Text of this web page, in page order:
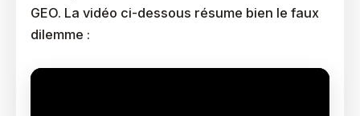
GEO. La vidéo ci-dessous résume bien le faux
dilemme :